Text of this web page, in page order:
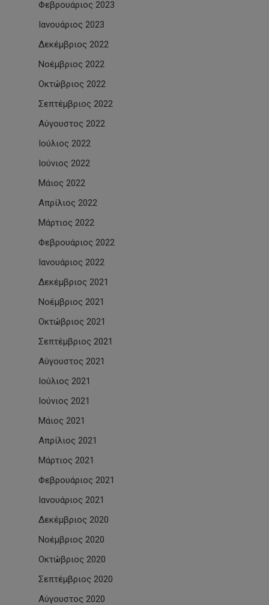
Φεβρουάριος 2023
Ιανουάριος 2023
Δεκέμβριος 2022
Νοέμβριος 2022
Οκτώβριος 2022
Σεπτέμβριος 2022
Αύγουστος 2022
Ιούλιος 2022
Ιούνιος 2022
Μάιος 2022
Απρίλιος 2022
Μάρτιος 2022
Φεβρουάριος 2022
Ιανουάριος 2022
Δεκέμβριος 2021
Νοέμβριος 2021
Οκτώβριος 2021
Σεπτέμβριος 2021
Αύγουστος 2021
Ιούλιος 2021
Ιούνιος 2021
Μάιος 2021
Απρίλιος 2021
Μάρτιος 2021
Φεβρουάριος 2021
Ιανουάριος 2021
Δεκέμβριος 2020
Νοέμβριος 2020
Οκτώβριος 2020
Σεπτέμβριος 2020
Αύγουστος 2020